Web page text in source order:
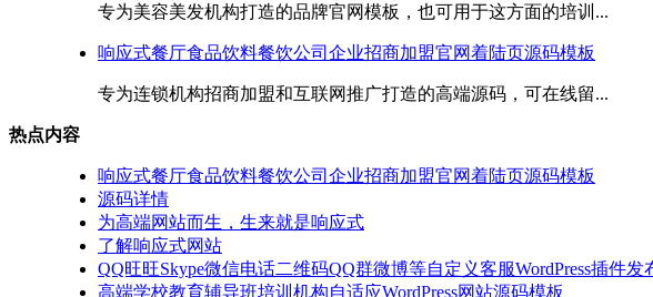
专为美容美发机构打造的品牌官网模板，也可用于这方面的培训...
响应式餐厅食品饮料餐饮公司企业招商加盟官网着陆页源码模板
专为连锁机构招商加盟和互联网推广打造的高端源码，可在线留...
热点内容
响应式餐厅食品饮料餐饮公司企业招商加盟官网着陆页源码模板
源码详情
为高端网站而生，生来就是响应式
了解响应式网站
QQ旺旺Skype微信电话二维码QQ群微博等自定义客服WordPress插件发
高端学校教育辅导班培训机构自适应WordPress网站源码模板